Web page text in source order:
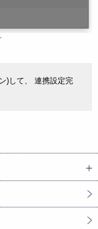
)して、 連携設定完